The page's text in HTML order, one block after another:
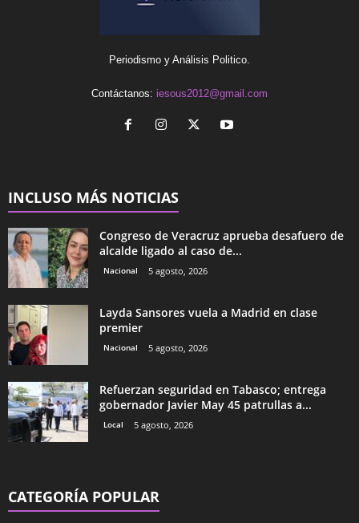
Periodismo y Análisis Politico.
Contáctanos: iesous2012@gmail.com
INCLUSO MÁS NOTICIAS
Congreso de Veracruz aprueba desafuero de
alcalde ligado al caso de...
Nacional 5 agosto, 2026
Layda Sansores vuela a Madrid en clase
premier
Nacional 5 agosto, 2026
Refuerzan seguridad en Tabasco; entrega
gobernador Javier May 45 patrullas a...
Local 5 agosto, 2026
CATEGORÍA POPULAR